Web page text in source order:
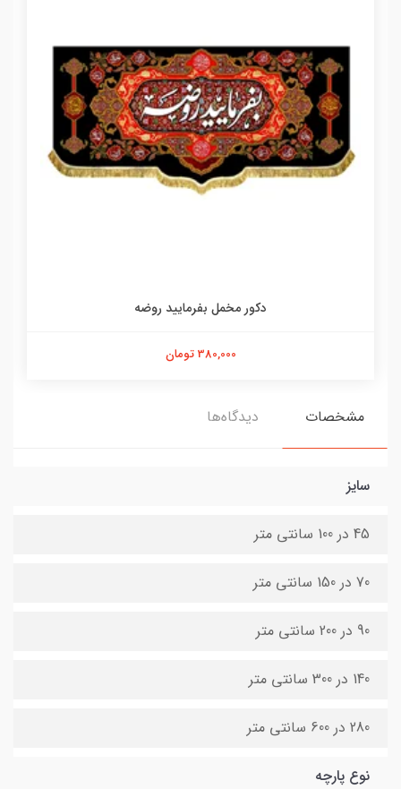
دکور مخمل بفرمایید روضه
380,000 تومان
مشخصات دیدگاه‌ها
سایز
45 در 100 سانتی متر
70 در 150 سانتی متر
90 در 200 سانتی متر
140 در 300 سانتی متر
280 در 600 سانتی متر
نوع پارچه